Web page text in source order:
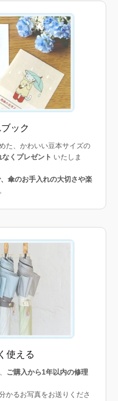
ック
た、かわいい豆本サイズの
なくプレゼント いたしま
傘のお手入れの大切さや楽
。
使える
ご購入から1年以内の修理
かるお写真をお送りくださ